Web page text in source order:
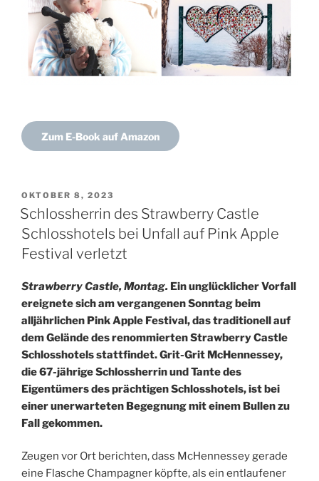
Zum E-Book auf Amazon
VERÖFFENTLICHT
AM
OKTOBER 8, 2023
Schlossherrin des Strawberry Castle
Schlosshotels bei Unfall auf Pink Apple
Festival verletzt
Strawberry Castle, Montag. Ein unglücklicher Vorfall
ereignete sich am vergangenen Sonntag beim
alljährlichen Pink Apple Festival, das traditionell auf
dem Gelände des renommierten Strawberry Castle
Schlosshotels stattfindet. Grit-Grit McHennessey,
die 67-jährige Schlossherrin und Tante des
Eigentümers des prächtigen Schlosshotels, ist bei
einer unerwarteten Begegnung mit einem Bullen zu
Fall gekommen.
Zeugen vor Ort berichten, dass McHennessey gerade
eine Flasche Champagner köpfte, als ein entlaufener